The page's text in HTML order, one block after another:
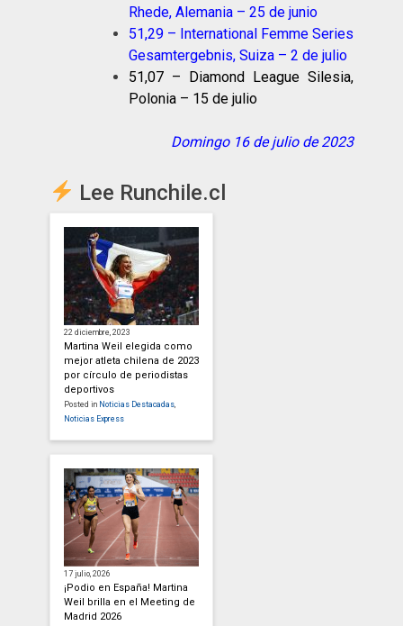
Rhede, Alemania – 25 de junio
51,29 – International Femme Series
Gesamtergebnis, Suiza – 2 de julio
51,07 – Diamond League Silesia,
Polonia – 15 de julio
Domingo 16 de julio de 2023
Lee Runchile.cl
22 diciembre, 2023
Martina Weil elegida como
mejor atleta chilena de 2023
por círculo de periodistas
deportivos
Posted in Noticias Destacadas,
Noticias Express
17 julio, 2026
¡Podio en España! Martina
Weil brilla en el Meeting de
Madrid 2026